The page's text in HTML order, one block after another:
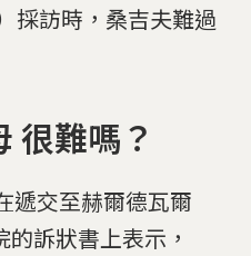
採訪時，桑吉夫難過
很難嗎？
遞交至赫爾德瓦爾
訴狀書上表示，